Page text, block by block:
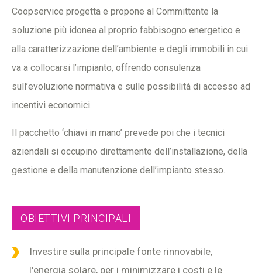
Coopservice progetta e propone al Committente la
soluzione più idonea al proprio fabbisogno energetico e
alla caratterizzazione dell’ambiente e degli immobili in cui
va a collocarsi l’impianto, offrendo consulenza
sull’evoluzione normativa e sulle possibilità di accesso ad
incentivi economici.
Il pacchetto ‘chiavi in mano’ prevede poi che i tecnici
aziendali si occupino direttamente dell’installazione, della
gestione e della manutenzione dell’impianto stesso.
OBIETTIVI PRINCIPALI
Investire sulla principale fonte rinnovabile,
l'energia solare, per i minimizzare i costi e le